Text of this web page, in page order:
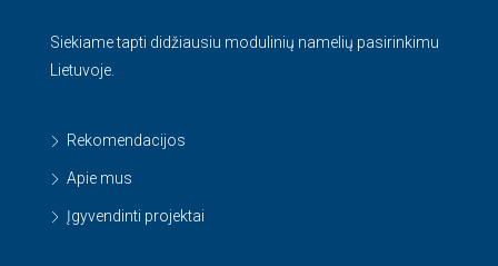
Siekiame tapti didžiausiu modulinių namelių pasirinkimu
Lietuvoje.
Rekomendacijos
Apie mus
Įgyvendinti projektai